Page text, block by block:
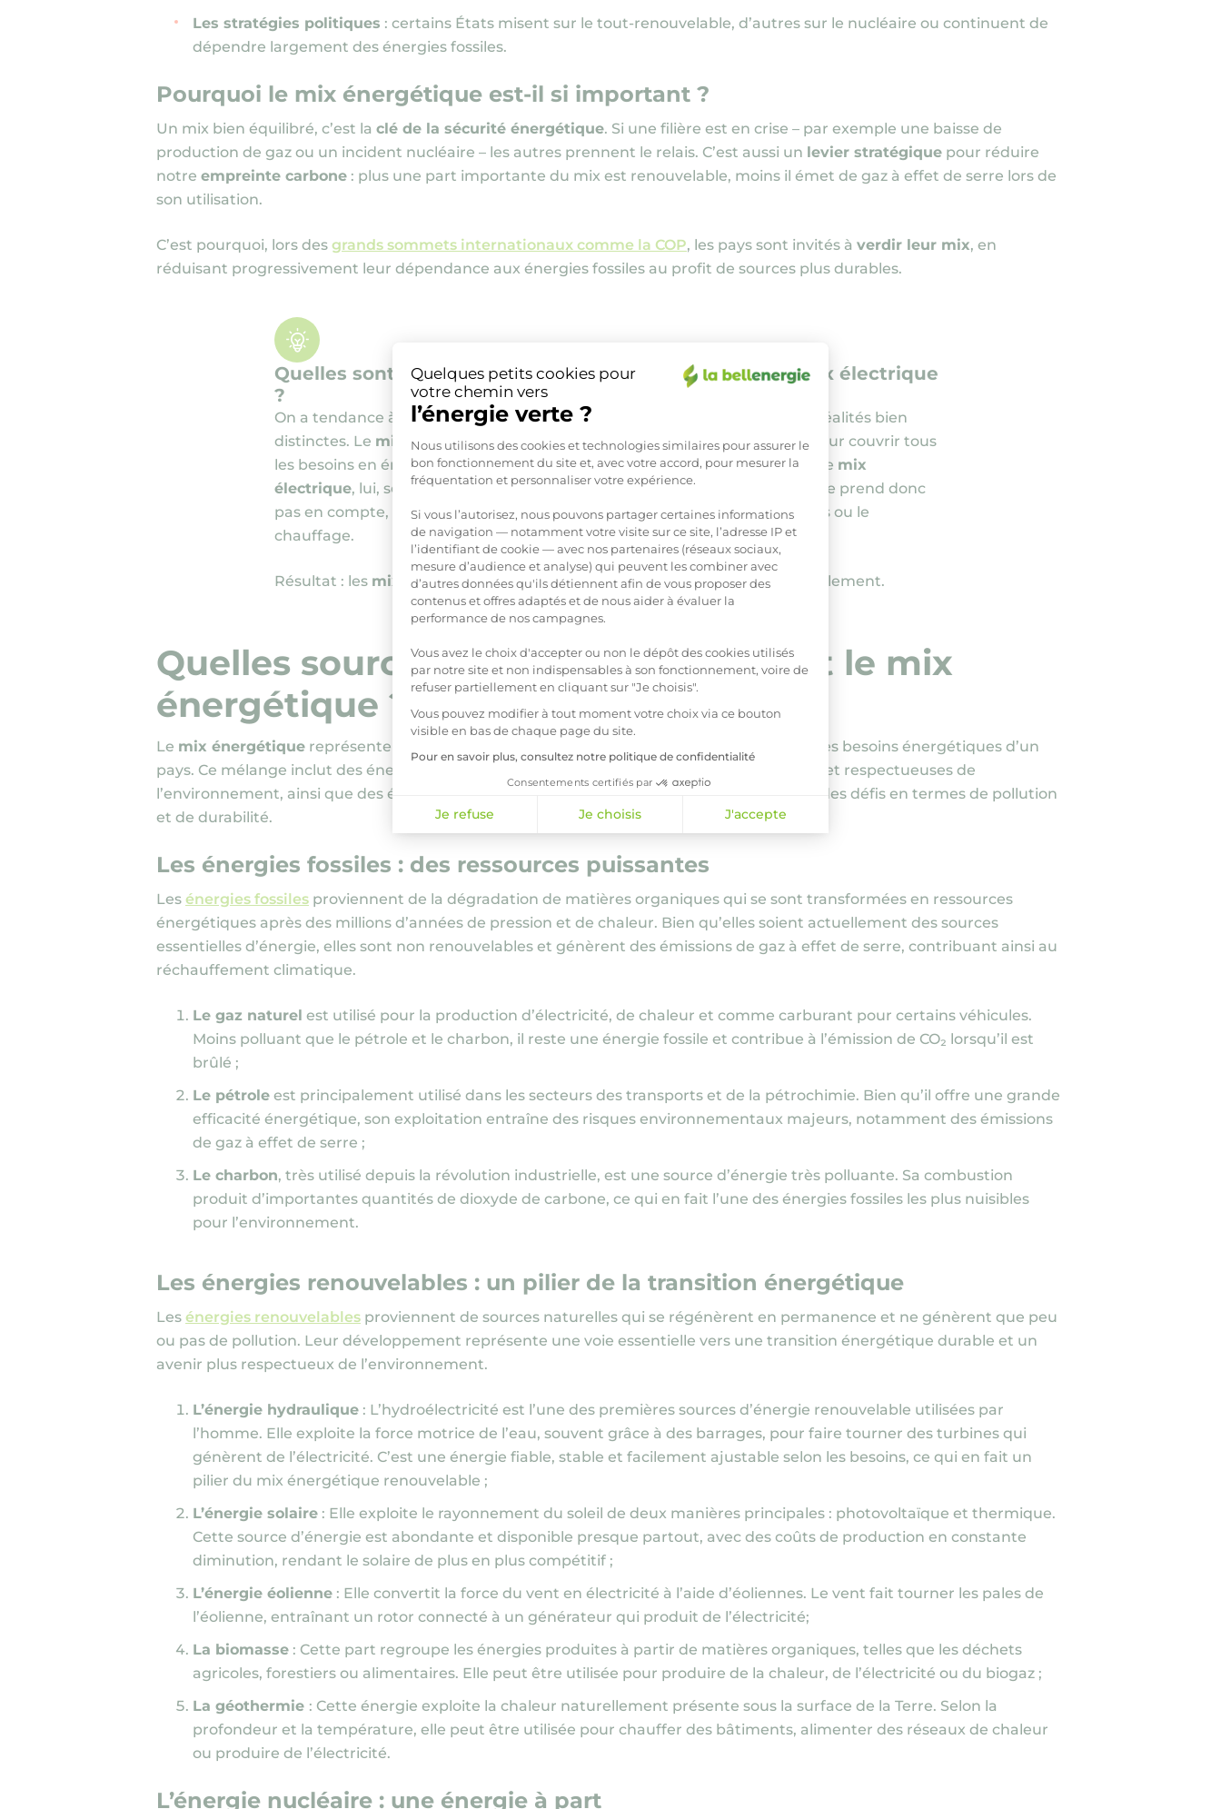
Quelques petits cookies pour
votre chemin vers
l’énergie verte ?
Plateforme de Gestion du Consentement : Personnalisez vos Options
Nous utilisons des cookies et technologies similaires pour assurer le
bon fonctionnement du site et, avec votre accord, pour mesurer la
fréquentation et personnaliser votre expérience.
Si vous l’autorisez, nous pouvons partager certaines informations
de navigation — notamment votre visite sur ce site, l’adresse IP et
l’identifiant de cookie — avec nos partenaires (réseaux sociaux,
mesure d’audience et analyse) qui peuvent les combiner avec
d’autres données qu'ils détiennent afin de vous proposer des
contenus et offres adaptés et de nous aider à évaluer la
performance de nos campagnes.
Vous avez le choix d'accepter ou non le dépôt des cookies utilisés
par notre site et non indispensables à son fonctionnement, voire de
refuser partiellement en cliquant sur "Je choisis".
Vous pouvez modifier à tout moment votre choix via ce bouton
visible en bas de chaque page du site.
Pour en savoir plus, consultez notre politique de confidentialité
Consentements certifiés par
Je refuse Je choisis J'accepte
Axeptio consent
Les stratégies politiques : certains États misent sur le tout-renouvelable, d’autres sur le nucléaire ou continuent de
dépendre largement des énergies fossiles.
Pourquoi le mix énergétique est-il si important ?
Un mix bien équilibré, c’est la clé de la sécurité énergétique. Si une filière est en crise – par exemple une baisse de
production de gaz ou un incident nucléaire – les autres prennent le relais. C’est aussi un levier stratégique pour réduire
notre empreinte carbone : plus une part importante du mix est renouvelable, moins il émet de gaz à effet de serre lors de
son utilisation.
C’est pourquoi, lors des grands sommets internationaux comme la COP, les pays sont invités à verdir leur mix, en
réduisant progressivement leur dépendance aux énergies fossiles au profit de sources plus durables.
Quelles sont les différences entre mix énergétique et mix électrique
?
On a tendance à les confondre, pourtant ces deux notions désignent des réalités bien
distinctes. Le mix énergétiqueenglobe l’ensemble des sources utilisées pour couvrir tous
les besoins en énergie d’un territoire : électricité, chauffage, carburants… Le mix
électrique, lui, se concentre uniquement sur la production d’électricité. Il ne prend donc
pas en compte, par exemple, le gaz ou le pétrole utilisés pour les transports ou le
chauffage.
Résultat : les mix énergétiques et électriquespeuvent différer considérablement.
Quelles sources d’énergie composent le mix
énergétique ?
Le mix énergétique représente l’ensemble des sources d’énergie utilisées pour satisfaire les besoins énergétiques d’un
pays. Ce mélange inclut des énergies renouvelables, dont les ressources sont inépuisables et respectueuses de
l’environnement, ainsi que des énergies fossiles, qui, bien que largement utilisées, posent des défis en termes de pollution
et de durabilité.
Les énergies fossiles : des ressources puissantes
Les énergies fossiles proviennent de la dégradation de matières organiques qui se sont transformées en ressources
énergétiques après des millions d’années de pression et de chaleur. Bien qu’elles soient actuellement des sources
essentielles d’énergie, elles sont non renouvelables et génèrent des émissions de gaz à effet de serre, contribuant ainsi au
réchauffement climatique.
Le gaz naturel est utilisé pour la production d’électricité, de chaleur et comme carburant pour certains véhicules.
Moins polluant que le pétrole et le charbon, il reste une énergie fossile et contribue à l’émission de CO₂ lorsqu’il est
brûlé ;
Le pétrole est principalement utilisé dans les secteurs des transports et de la pétrochimie. Bien qu’il offre une grande
efficacité énergétique, son exploitation entraîne des risques environnementaux majeurs, notamment des émissions
de gaz à effet de serre ;
Le charbon, très utilisé depuis la révolution industrielle, est une source d’énergie très polluante. Sa combustion
produit d’importantes quantités de dioxyde de carbone, ce qui en fait l’une des énergies fossiles les plus nuisibles
pour l’environnement.
Les énergies renouvelables : un pilier de la transition énergétique
Les énergies renouvelables proviennent de sources naturelles qui se régénèrent en permanence et ne génèrent que peu
ou pas de pollution. Leur développement représente une voie essentielle vers une transition énergétique durable et un
avenir plus respectueux de l’environnement.
L’énergie hydraulique : L’hydroélectricité est l’une des premières sources d’énergie renouvelable utilisées par
l’homme. Elle exploite la force motrice de l’eau, souvent grâce à des barrages, pour faire tourner des turbines qui
génèrent de l’électricité. C’est une énergie fiable, stable et facilement ajustable selon les besoins, ce qui en fait un
pilier du mix énergétique renouvelable ;
L’énergie solaire : Elle exploite le rayonnement du soleil de deux manières principales : photovoltaïque et thermique.
Cette source d’énergie est abondante et disponible presque partout, avec des coûts de production en constante
diminution, rendant le solaire de plus en plus compétitif ;
L’énergie éolienne : Elle convertit la force du vent en électricité à l’aide d’éoliennes. Le vent fait tourner les pales de
l’éolienne, entraînant un rotor connecté à un générateur qui produit de l’électricité;
La biomasse : Cette part regroupe les énergies produites à partir de matières organiques, telles que les déchets
agricoles, forestiers ou alimentaires. Elle peut être utilisée pour produire de la chaleur, de l’électricité ou du biogaz ;
La géothermie : Cette énergie exploite la chaleur naturellement présente sous la surface de la Terre. Selon la
profondeur et la température, elle peut être utilisée pour chauffer des bâtiments, alimenter des réseaux de chaleur
ou produire de l’électricité.
L’énergie nucléaire : une énergie à part